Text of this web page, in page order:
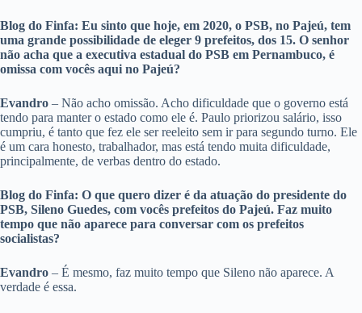
Blog do Finfa: Eu sinto que hoje, em 2020, o PSB, no Pajeú, tem
uma grande possibilidade de eleger 9 prefeitos, dos 15. O senhor
não acha que a executiva estadual do PSB em Pernambuco, é
omissa com vocês aqui no Pajeú?
Evandro – Não acho omissão. Acho dificuldade que o governo está
tendo para manter o estado como ele é. Paulo priorizou salário, isso
cumpriu, é tanto que fez ele ser reeleito sem ir para segundo turno. Ele
é um cara honesto, trabalhador, mas está tendo muita dificuldade,
principalmente, de verbas dentro do estado.
Blog do Finfa: O que quero dizer é da atuação do presidente do
PSB, Sileno Guedes, com vocês prefeitos do Pajeú. Faz muito
tempo que não aparece para conversar com os prefeitos
socialistas?
Evandro – É mesmo, faz muito tempo que Sileno não aparece. A
verdade é essa.